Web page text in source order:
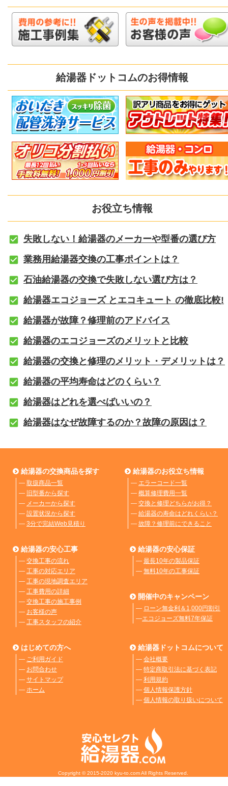
給湯器ドットコムのお得情報
お役立ち情報
失敗しない！給湯器のメーカーや型番の選び方
業務用給湯器交換の工事ポイントは？
石油給湯器の交換で失敗しない選び方は？
給湯器エコジョーズ とエコキュート の徹底比較!
給湯器が故障？修理前のアドバイス
給湯器のエコジョーズのメリットと比較
給湯器の交換と修理のメリット・デメリットは？
給湯器の平均寿命はどのくらい？
給湯器はどれを選べばいいの？
給湯器はなぜ故障するのか？故障の原因は？
給湯器の交換商品を探す
― 取扱商品一覧
― 旧型番から探す
― メーカーから探す
― 設置状況から探す
― 3分で完結Web見積り
給湯器のお役立ち情報
― エラーコード一覧
― 概算修理費用一覧
― 交換と修理どちらがお得？
― 給湯器の寿命はどれくらい？
― 故障？修理前にできること
給湯器の安心工事
― 交換工事の流れ
― 工事の対応エリア
― 工事の現地調査エリア
― 工事費用の詳細
― 交換工事の施工事例
― お客様の声
― 工事スタッフの紹介
給湯器の安心保証
― 最長10年の製品保証
― 無料10年の工事保証
開催中のキャンペーン
― ローン無金利＆1,000円割引
―エコジョーズ無料7年保証
はじめての方へ
― ご利用ガイド
― お問合わせ
― サイトマップ
― ホーム
給湯器ドットコムについて
― 会社概要
― 特定商取引法に基づく表記
― 利用規約
― 個人情報保護方針
― 個人情報の取り扱いについて
Copyright © 2015-2020 kyu-to.com All Rights Reserved.